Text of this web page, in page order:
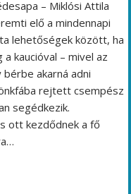
– Miklósi Attila
elő a mindennapi
lehetőségek között, ha
kaucióval – mivel az
akarná adni
rejtett csempész
segédkezik.
ott kezdődnek a fő